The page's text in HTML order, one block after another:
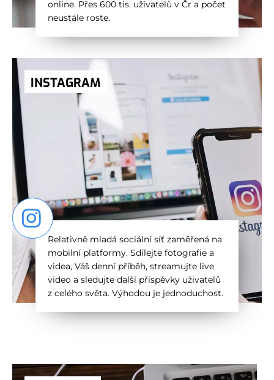
online. Přes 600 tis. uživatelů v Čr a počet
neustále roste.
INSTAGRAM
Relativně mladá sociální síť zaměřená na
mobilní platformy. Sdílejte fotografie a
videa, Váš denní příběh, streamujte live
video a sledujte další příspěvky uživatelů
z celého světa. Výhodou je jednoduchost.